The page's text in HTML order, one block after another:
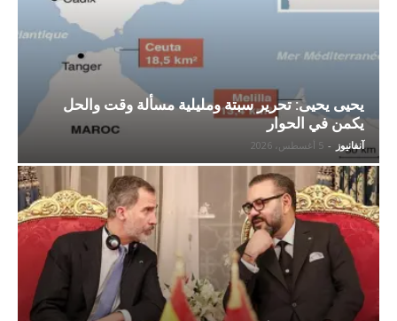
يحيى يحيى: تحرير سبتة ومليلية مسألة وقت والحل
يكمن في الحوار
آنفانيوز - 5 أغسطس، 2026